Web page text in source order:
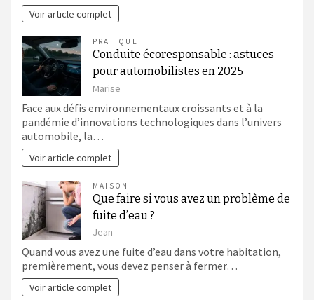
Voir article complet
PRATIQUE
Conduite écoresponsable : astuces
pour automobilistes en 2025
Marise
Face aux défis environnementaux croissants et à la
pandémie d’innovations technologiques dans l’univers
automobile, la…
Voir article complet
MAISON
Que faire si vous avez un problème de
fuite d’eau ?
Jean
Quand vous avez une fuite d’eau dans votre habitation,
premièrement, vous devez penser à fermer…
Voir article complet